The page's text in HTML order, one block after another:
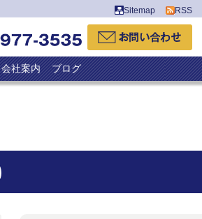
Sitemap RSS
会社案内 ブログ